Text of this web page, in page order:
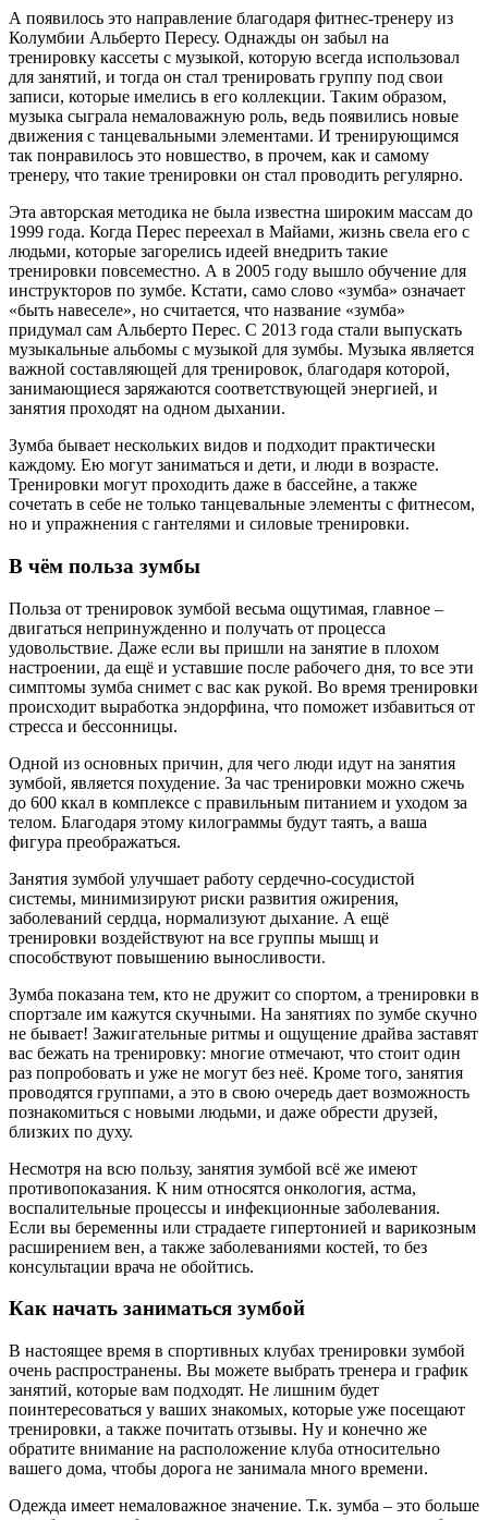
А появилось это направление благодаря фитнес-тренеру из
Колумбии Альберто Пересу. Однажды он забыл на
тренировку кассеты с музыкой, которую всегда использовал
для занятий, и тогда он стал тренировать группу под свои
записи, которые имелись в его коллекции. Таким образом,
музыка сыграла немаловажную роль, ведь появились новые
движения с танцевальными элементами. И тренирующимся
так понравилось это новшество, в прочем, как и самому
тренеру, что такие тренировки он стал проводить регулярно.
Эта авторская методика не была известна широким массам до
1999 года. Когда Перес переехал в Майами, жизнь свела его с
людьми, которые загорелись идеей внедрить такие
тренировки повсеместно. А в 2005 году вышло обучение для
инструкторов по зумбе. Кстати, само слово «зумба» означает
«быть навеселе», но считается, что название «зумба»
придумал сам Альберто Перес. С 2013 года стали выпускать
музыкальные альбомы с музыкой для зумбы. Музыка является
важной составляющей для тренировок, благодаря которой,
занимающиеся заряжаются соответствующей энергией, и
занятия проходят на одном дыхании.
Зумба бывает нескольких видов и подходит практически
каждому. Ею могут заниматься и дети, и люди в возрасте.
Тренировки могут проходить даже в бассейне, а также
сочетать в себе не только танцевальные элементы с фитнесом,
но и упражнения с гантелями и силовые тренировки.
В чём польза зумбы
Польза от тренировок зумбой весьма ощутимая, главное –
двигаться непринужденно и получать от процесса
удовольствие. Даже если вы пришли на занятие в плохом
настроении, да ещё и уставшие после рабочего дня, то все эти
симптомы зумба снимет с вас как рукой. Во время тренировки
происходит выработка эндорфина, что поможет избавиться от
стресса и бессонницы.
Одной из основных причин, для чего люди идут на занятия
зумбой, является похудение. За час тренировки можно сжечь
до 600 ккал в комплексе с правильным питанием и уходом за
телом. Благодаря этому килограммы будут таять, а ваша
фигура преображаться.
Занятия зумбой улучшает работу сердечно-сосудистой
системы, минимизируют риски развития ожирения,
заболеваний сердца, нормализуют дыхание. А ещё
тренировки воздействуют на все группы мышц и
способствуют повышению выносливости.
Зумба показана тем, кто не дружит со спортом, а тренировки в
спортзале им кажутся скучными. На занятиях по зумбе скучно
не бывает! Зажигательные ритмы и ощущение драйва заставят
вас бежать на тренировку: многие отмечают, что стоит один
раз попробовать и уже не могут без неё. Кроме того, занятия
проводятся группами, а это в свою очередь дает возможность
познакомиться с новыми людьми, и даже обрести друзей,
близких по духу.
Несмотря на всю пользу, занятия зумбой всё же имеют
противопоказания. К ним относятся онкология, астма,
воспалительные процессы и инфекционные заболевания.
Если вы беременны или страдаете гипертонией и варикозным
расширением вен, а также заболеваниями костей, то без
консультации врача не обойтись.
Как начать заниматься зумбой
В настоящее время в спортивных клубах тренировки зумбой
очень распространены. Вы можете выбрать тренера и график
занятий, которые вам подходят. Не лишним будет
поинтересоваться у ваших знакомых, которые уже посещают
тренировки, а также почитать отзывы. Ну и конечно же
обратите внимание на расположение клуба относительно
вашего дома, чтобы дорога не занимала много времени.
Одежда имеет немаловажное значение. Т.к. зумба – это больше